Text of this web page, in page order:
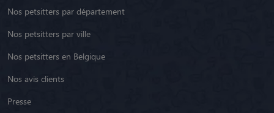
Nos petsitters par département
Nos petsitters par ville
Nos petsitters en Belgique
Nos avis clients
Presse